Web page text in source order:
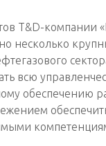
T&D-компании
несколько
всю
обеспечению